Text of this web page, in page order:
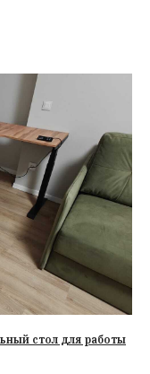
стол для работы